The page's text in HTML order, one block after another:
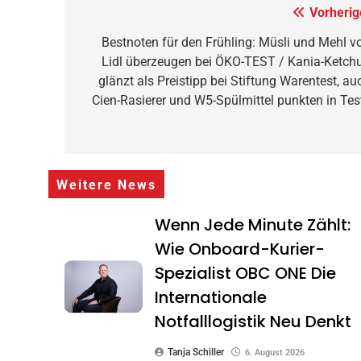
Bestnoten für den Frühling: Müsli und Mehl
Lidl überzeugen bei ÖKO-TEST / Kania-
glänzt als Preistipp bei Stiftung Warentest,
Cien-Rasierer und W5-Spülmittel punkten in
Weitere News
Wenn Jede Minute Zählt:
Wie Onboard-Kurier-
Spezialist OBC ONE Die
Internationale
Notfalllogistik Neu Denkt
Tanja Schiller 6. August 2026